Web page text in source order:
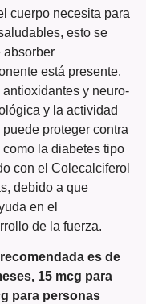
cuerpo necesita para
esto se
absorber
está presente.
y neuro-
y la actividad
proteger contra
la diabetes tipo
con el Colecalciferol
debido a que
en el
de la fuerza.
es de
15 mcg para
para personas